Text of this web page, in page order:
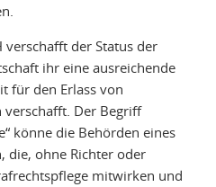
verschafft der Status der
ihr eine ausreichende
für den Erlass von
verschafft. Der Begriff
könne die Behörden eines
die, ohne Richter oder
mitwirken und